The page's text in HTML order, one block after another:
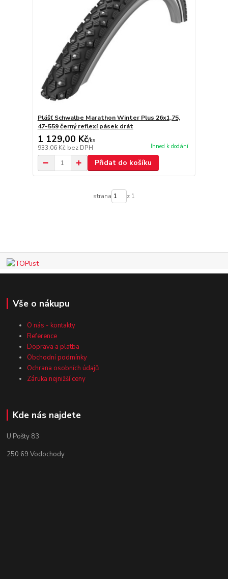
Plášť Schwalbe Marathon Winter Plus 26x1,75,
47-559 černý reflexí pásek drát
1 129,00 Kč/ks
933,06 Kč bez DPH Ihned k dodání
Přidat do košíku
strana z 1
Vše o nákupu
O nás - kontakty
Reference
Doprava a platba
Obchodní podmínky
Ochrana osobních údajů
Záruka nejnižší ceny
Kde nás najdete
U Pošty 83
250 69 Vodochody